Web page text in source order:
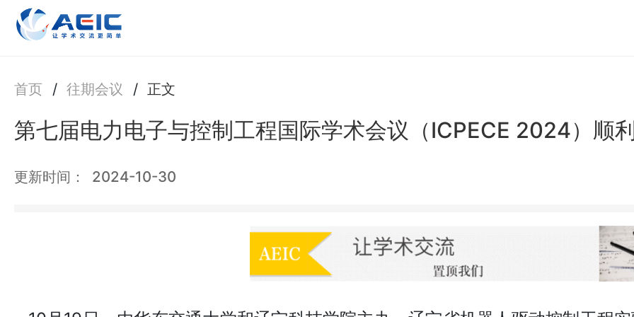
首页 / 往期会议 / 正文
第七届电力电子与控制工程国际学术会议（ICPECE 2024）顺
更新时间： 2024-10-30